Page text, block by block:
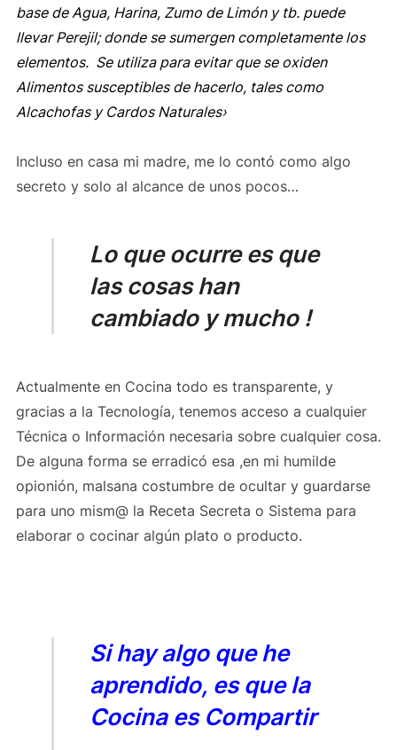
base de Agua, Harina, Zumo de Limón y tb. puede
llevar Perejil; donde se sumergen completamente los
elementos. Se utiliza para evitar que se oxiden
Alimentos susceptibles de hacerlo, tales como
Alcachofas y Cardos Naturales›
Incluso en casa mi madre, me lo contó como algo
secreto y solo al alcance de unos pocos…
Lo que ocurre es que
las cosas han
cambiado y mucho !
Actualmente en Cocina todo es transparente, y
gracias a la Tecnología, tenemos acceso a cualquier
Técnica o Información necesaria sobre cualquier cosa.
De alguna forma se erradicó esa ,en mi humilde
opionión, malsana costumbre de ocultar y guardarse
para uno mism@ la Receta Secreta o Sistema para
elaborar o cocinar algún plato o producto.
Si hay algo que he
aprendido, es que la
Cocina es Compartir